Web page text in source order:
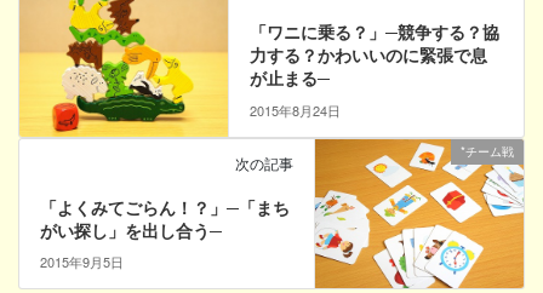
「ワニに乗る？」─競争する？協
力する？かわいいのに緊張で息
が止まる─
2015年8月24日
*チーム戦
次の記事
「よくみてごらん！？」─「まち
がい探し」を出し合う─
2015年9月5日